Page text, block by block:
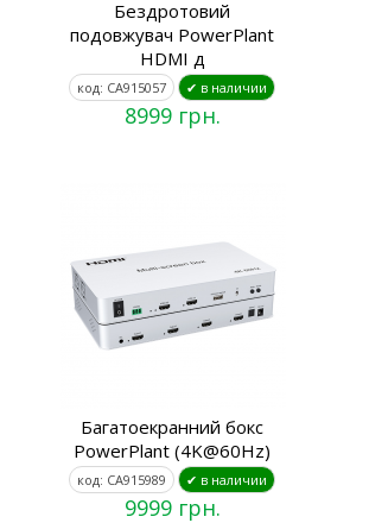
Бездротовий
подовжувач PowerPlant
HDMI д
код: CA915057 ✔ в наличии
8999 грн.
Багатоекранний бокс
PowerPlant (4K@60Hz)
код: CA915989 ✔ в наличии
9999 грн.